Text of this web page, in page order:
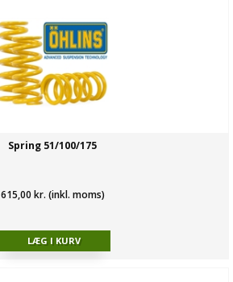
Spring 51/100/175
615,00 kr. (inkl. moms)